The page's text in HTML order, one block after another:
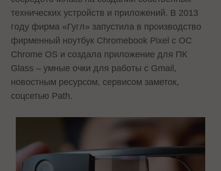
технических устройств и приложений. В 2013
году фирма «Гугл» запустила в производство
фирменный ноутбук Chromebook Pixel с ОС
Chrome OS и создала приложение для ПК
Glass – умные очки для работы с Gmail,
новостным ресурсом, сервисом заметок,
соцсетью Path.